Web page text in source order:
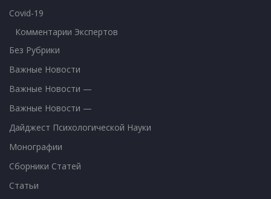
Covid-19
Комментарии Экспертов
Без Рубрики
Важные Новости
Важные Новости —
Важные Новости —
Дайджест Психологической Науки
Монографии
Сборники Статей
Статьи